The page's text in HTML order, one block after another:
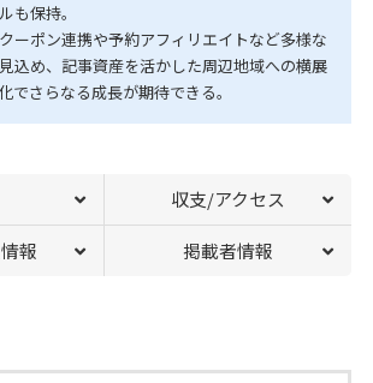
も保持。
ーポン連携や予約アフィリエイトなど多様な
込め、記事資産を活かした周辺地域への横展
でさらなる成長が期待できる。
収支/アクセス
報 掲載者情報